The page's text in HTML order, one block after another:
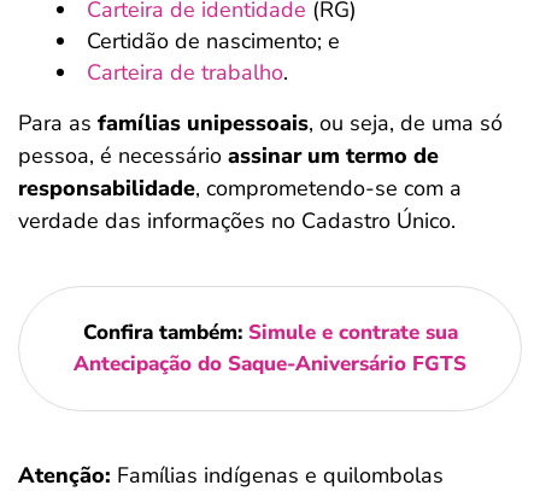
Carteira de identidade (RG)
Certidão de nascimento; e
Carteira de trabalho.
Para as famílias unipessoais, ou seja, de uma só
pessoa, é necessário assinar um termo de
responsabilidade, comprometendo-se com a
verdade das informações no Cadastro Único.
Confira também: Simule e contrate sua
Antecipação do Saque-Aniversário FGTS
Atenção: Famílias indígenas e quilombolas